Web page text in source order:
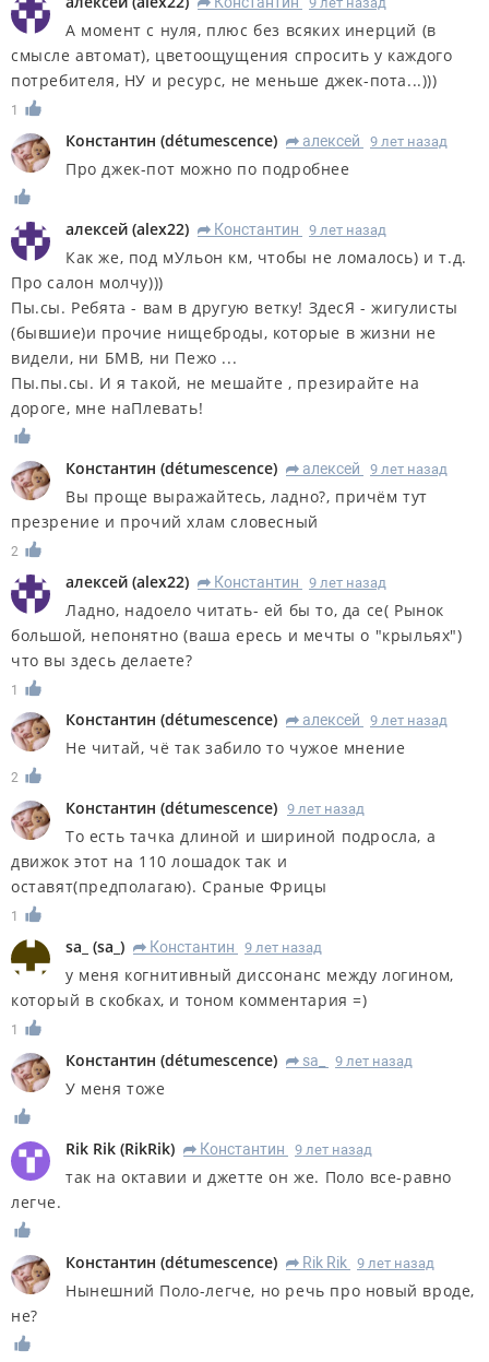
R
А момент с нуля, плюс без всяких инерций (в
смысле автомат), цветоощущения спросить у каждого
потребителя, НУ и ресурс, не меньше джек-пота...)))
1
Константин (détumescence) R алексей 9 лет назад
Про джек-пот можно по подробнее
алексей (alex22) R Константин 9 лет назад
Как же, под мУльон км, чтобы не ломалось) и т.д.
Про салон молчу)))
Пы.сы. Ребята - вам в другую ветку! ЗдесЯ - жигулисты
(бывшие)и прочие нищеброды, которые в жизни не
видели, ни БМВ, ни Пежо ...
Пы.пы.сы. И я такой, не мешайте , презирайте на
дороге, мне наПлевать!
Константин (détumescence) R алексей 9 лет назад
Вы проще выражайтесь, ладно?, причём тут
презрение и прочий хлам словесный
2
алексей (alex22) R Константин 9 лет назад
Ладно, надоело читать- ей бы то, да се( Рынок
большой, непонятно (ваша ересь и мечты о "крыльях")
что вы здесь делаете?
1
Константин (détumescence) R алексей 9 лет назад
Не читай, чё так забило то чужое мнение
2
Константин (détumescence) 9 лет назад
То есть тачка длиной и шириной подросла, а
движок этот на 110 лошадок так и
оставят(предполагаю). Сраные Фрицы
1
sa_ (sa_ ) R Константин 9 лет назад
у меня когнитивный диссонанс между логином,
который в скобках, и тоном комментария =)
1
Константин (détumescence) R sa_ 9 лет назад
У меня тоже
Rik Rik (RikRik) R Константин 9 лет назад
так на октавии и джетте он же. Поло все-равно
легче.
Константин (détumescence) R Rik Rik 9 лет назад
Нынешний Поло-легче, но речь про новый вроде,
не?